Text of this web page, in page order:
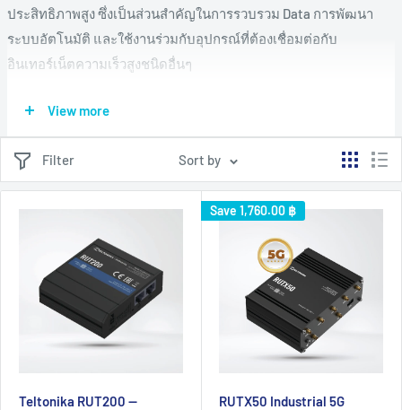
ประสิทธิภาพสูง ซึ่งเป็นส่วนสำคัญในการรวบรวม Data การพัฒนา
ระบบอัตโนมัติ และใช้งานร่วมกับอุปกรณ์ที่ต้องเชื่อมต่อกับ
อินเทอร์เน็ตความเร็วสูงชนิดอื่นๆ
5G/4G Router/Gateway จำเป็นต่อคุณไหม ?
หากเครื่องจักร หรืออุปกรณ์ของคุณติดตั้งอยู่ในพื้นที่ที่เครือข่าย
VDSL หรือ Fiber Internet เข้าถึง และติดตั้งได้ง่าย LTE
Router/Gateway ก็ไม่จำเป็น แต่มีหลายพื้นที่ในการทำงานที่มีข้อ
กระทั่งสถานการณ์ที่เป็นไปไม่ได้เลยในการใช้ Wire เครือข่าย อย่าง
mobile station เช่น รถบัส รถเมล์ เป็นต้น LTE Router/Gateway จึง
เข้ามาแก้ปัญหานี้ได้เป็นอย่างดี
Industrial Router/Gateway
เราเตอร์ที่ถูกออกแบบมาให้มีขนาดเล็กกระทัดรัด ราคาประหยัด
View more
Filter Sort by
Teltonika RUT200 —
Save 1,760.00 ฿
RUTX50 Industrial 5G